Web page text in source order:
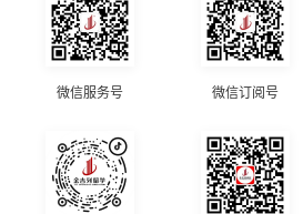
微信服务号 微信订阅号